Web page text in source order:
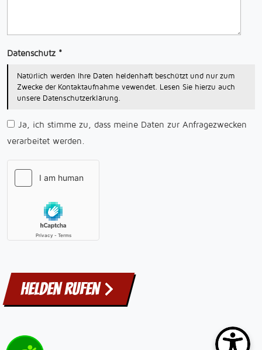
Datenschutz *
Natürlich werden Ihre Daten heldenhaft beschützt und nur zum
Zwecke der Kontaktaufnahme vewendet. Lesen Sie hierzu auch
unsere Datenschutzerklärung.
Ja, ich stimme zu, dass meine Daten zur Anfragezwecken
verarbeitet werden.
Helden rufen